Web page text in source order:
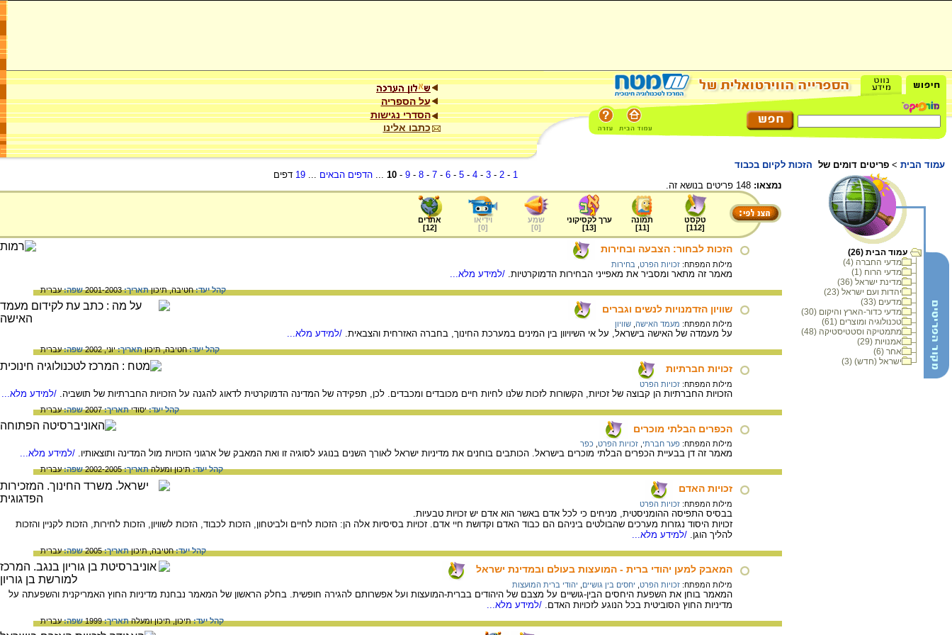
על הספריה
הסדרי נגישות
כתבו אלינו
עמוד הבית > פריטים דומים של הזכות לקיום בכבוד
עמוד הבית (26)
מדעי החברה (4)
מדעי הרוח (1)
מדינת ישראל (36)
יהדות ועם ישראל (23)
מדעים (33)
מדעי כדור-הארץ והיקום (30)
טכנולוגיה ומוצרים (61)
מתמטיקה וסטטיסטיקה (48)
אמנויות (29)
אחר (6)
ישראל (חדש) (3)
1
-
2
-
3
-
4
-
5
-
6
-
7
-
8
-
9
-
10
...הדפים הבאים ...
19 דפים
נמצאו:
טקסט
[
112
]
תמונה
[
11
]
ערך לקסיקוני
[
13
]
שמע
[
0
]
וידיאו
[
0
]
אתרים
[
12
]
הזכות לבחור: הצבעה ובחירות
מילות המפתח: זכויות הפרט בחירות
מאמר זה מתאר ומסביר את מאפייני הבחירות הדמוקרטיות. /למידע מלא...
קהל יעד:חטיבה,תיכוןתאריך:2001-2003 שפה:עברית
שוויון הזדמנויות לנשים וגברים
מילות המפתח: מעמד האישה שוויון
על מעמדה של האישה בישראל, על אי השיויוון בין המינים במערכת החינוך, בחברה האזרחית והצבאית. /למידע מלא...
קהל יעד:חטיבה,תיכוןתאריך:יוני, 2002 שפה:עברית
זכויות חברתיות
מילות המפתח: זכויות הפרט
הזכויות החברתיות הן קבוצה של זכויות, הקשורות לזכות שלנו לחיות חיים מכובדים ומכבדים. לכן, תפקידה של המדינה הדמוקרטית לדאוג להגנה על הזכויות החברתיות של תושביה. /למידע מלא...
קהל יעד:יסודיתאריך:2007 שפה:עברית
הכפרים הבלתי מוכרים
מילות המפתח: פער חברתי זכויות הפרט כפר
מאמר זה דן בבעיית הכפרים הבלתי מוכרים בישראל. הכותבים בוחנים את מדיניות ישראל לאורך השנים בנוגע לסוגיה זו ואת המאבק של ארגוני הזכויות מול המדינה ותוצאותיו. /למידע מלא...
קהל יעד:תיכון ומעלהתאריך:2002-2005 שפה:עברית
זכויות האדם
מילות המפתח: זכויות הפרט
בבסיס התפיסה ההומניסטית, מניחים כי לכל אדם באשר הוא אדם יש זכויות טבעיות.
זכויות היסוד נגזרות מערכים שהבולטים ביניהם הם כבוד האדם וקדושת חיי אדם. זכויות בסיסיות אלה הן: הזכות לחיים ולביטחון, הזכות לכבוד, הזכות לשוויון, הזכות לחירות, הזכות לקניין והזכות
להליך הוגן. /למידע מלא...
קהל יעד:חטיבה,תיכוןתאריך:2005 שפה:עברית
המאבק למען יהודי ברית - המועצות בעולם ובמדינת ישראל
מילות המפתח: זכויות הפרט יחסים בין גושיים יהודי ברית המועצות
המאמר בוחן את השפעת היחסים הבין-גושיים על מצבם של היהודים בברית-המועצות ועל אפשרותם להגירה חופשית. בחלק הראשון של המאמר נבחנת מדיניות החוץ האמריקנית והשפעתה על
מדיניות החוץ הסוביטית בכל הנוגע לזכויות האדם. /למידע מלא...
קהל יעד:תיכון,תיכון ומעלהתאריך:1999 שפה:עברית